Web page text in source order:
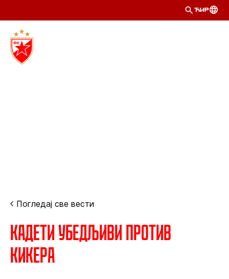
ЋИР
Погледај све вести
Кадети убедљиви против
Кикера